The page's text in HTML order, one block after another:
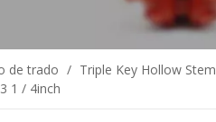
de trado / Triple Key Hollow Stem
1 / 4inch